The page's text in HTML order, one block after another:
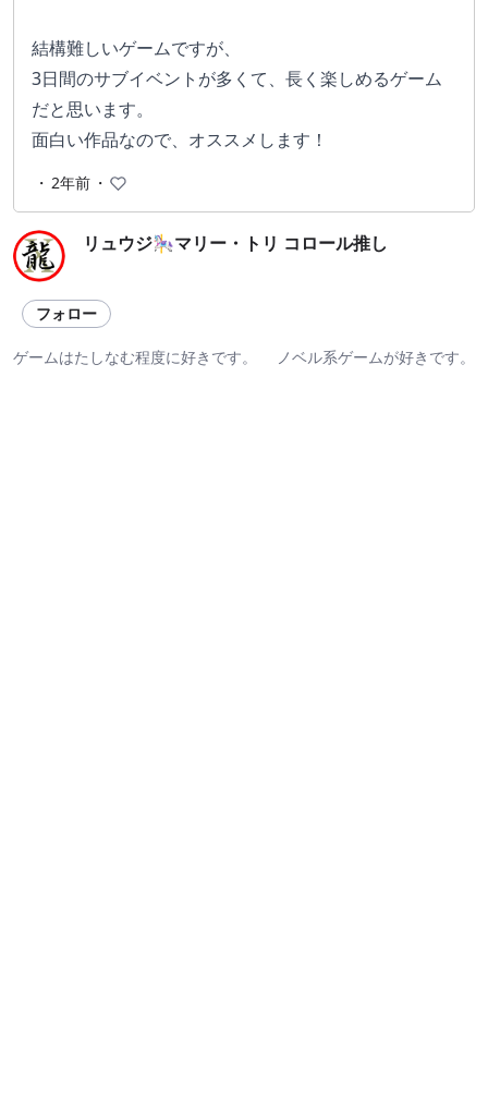
結構難しいゲームですが、
3日間のサブイベントが多くて、長く楽しめるゲーム
だと思います。
面白い作品なので、オススメします！
・ 2年前 ・
リュウジ🎠マリー・トリ コロール推し
フォロー
ゲームはたしなむ程度に好きです。 ノベル系ゲームが好きです。